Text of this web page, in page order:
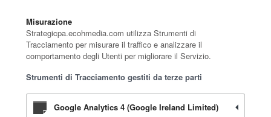
Misurazione
Strategicpa.ecohmedia.com utilizza Strumenti di
Tracciamento per misurare il traffico e analizzare il
comportamento degli Utenti per migliorare il Servizio.
Strumenti di Tracciamento gestiti da terze parti
Google Analytics 4 (Google Ireland Limited)